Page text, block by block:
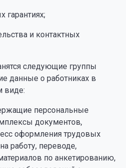
гарантиях;
и контактных
следующие группы
данные о работниках в
виде:
персональные
документов,
оформления трудовых
работу, переводе,
по анкетированию,